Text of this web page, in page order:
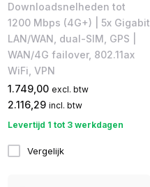
Downloadsnelheden tot
1200 Mbps (4G+)​ | 5x Gigabit
LAN/WAN, dual-SIM, GPS | ​
WAN/4G failover, 802.11ax
WiFi, VPN
1.749,00 excl. btw
2.116,29 incl. btw
Levertijd 1 tot 3 werkdagen
Vergelijk